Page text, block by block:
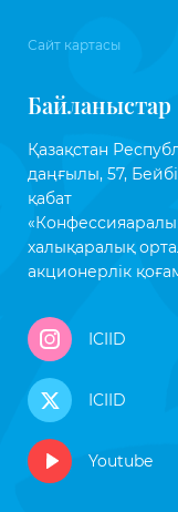
Сайт картасы
Байланыстар
Қазақстан
даңғылы, 57,
қабат
халықаралық
акционерлік
ICIID
ICIID
Youtube